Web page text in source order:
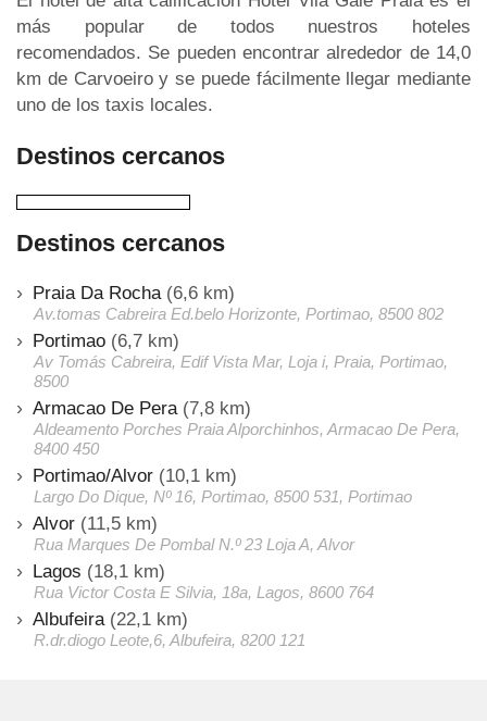
más popular de todos nuestros hoteles
recomendados. Se pueden encontrar alrededor de 14,0
km de Carvoeiro y se puede fácilmente llegar mediante
uno de los taxis locales.
Destinos cercanos
Destinos cercanos
Praia Da Rocha (6,6 km)
Av.tomas Cabreira Ed.belo Horizonte, Portimao, 8500 802
Portimao (6,7 km)
Av Tomás Cabreira, Edif Vista Mar, Loja i, Praia, Portimao,
8500
Armacao De Pera (7,8 km)
Aldeamento Porches Praia Alporchinhos, Armacao De Pera,
8400 450
Portimao/Alvor (10,1 km)
Largo Do Dique, Nº 16, Portimao, 8500 531, Portimao
Alvor (11,5 km)
Rua Marques De Pombal N.º 23 Loja A, Alvor
Lagos (18,1 km)
Rua Victor Costa E Silvia, 18a, Lagos, 8600 764
Albufeira (22,1 km)
R.dr.diogo Leote,6, Albufeira, 8200 121